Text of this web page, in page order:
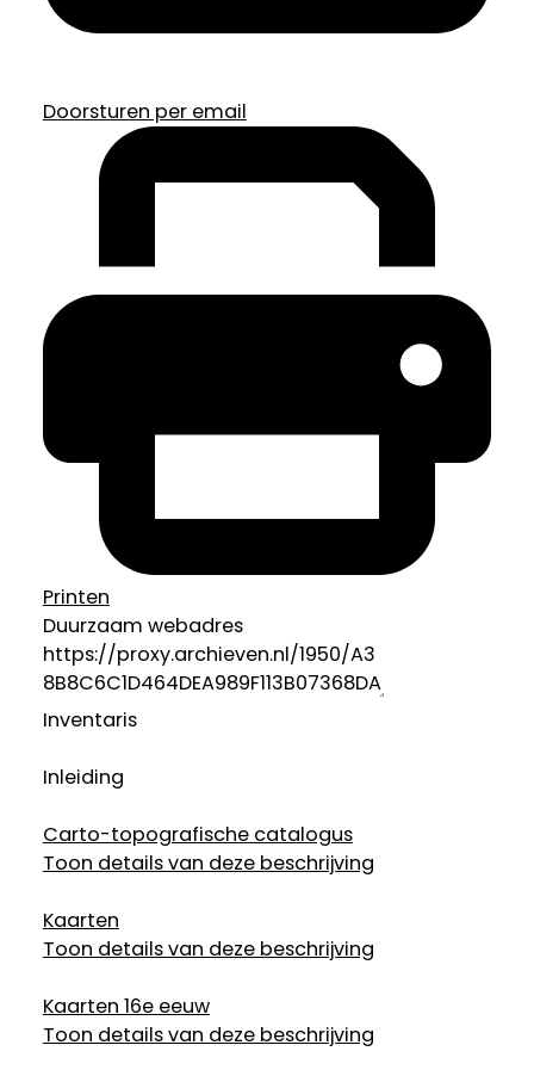
Doorsturen per email
Printen
Duurzaam webadres
Inventaris
Inleiding
Carto-topografische catalogus
Toon details van deze beschrijving
Kaarten
Toon details van deze beschrijving
Kaarten 16e eeuw
Toon details van deze beschrijving